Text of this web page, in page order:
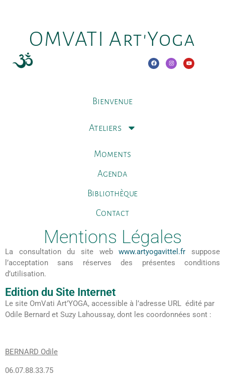
OMVATI Art'Yoga
Bienvenue
Ateliers
Moments
Agenda
Bibliothèque
Contact
Mentions Légales
La consultation du site webwww.artyogavittel.fr suppose
l’acceptation sans réserves des présentes conditions
d’utilisation.
Edition du Site Internet
Le site OmVati Art’YOGA, accessible à l’adresse URL édité par
Odile Bernard et Suzy Lahoussay, dont les coordonnées sont :
BERNARD Odile
06.07.88.33.75